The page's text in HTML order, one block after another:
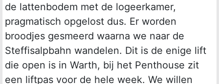
de lattenbodem met de logeerkamer,
pragmatisch opgelost dus. Er worden
broodjes gesmeerd waarna we naar de
Steffisalpbahn wandelen. Dit is de enige lift
die open is in Warth, bij het Penthouse zit
een liftpas voor de hele week. We willen